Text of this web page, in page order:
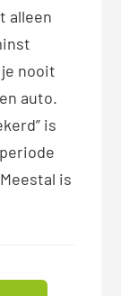
alleen
je nooit
auto.
is
is